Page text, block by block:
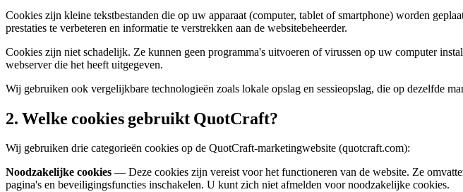
Cookies zijn kleine tekstbestanden die op uw apparaat (computer, tablet of smartphone) worden
prestaties te verbeteren en informatie te verstrekken aan de websitebeheerder.
Cookies zijn niet schadelijk. Ze kunnen geen programma's uitvoeren of virussen op uw computer
webserver die het heeft uitgegeven.
Wij gebruiken ook vergelijkbare technologieën zoals lokale opslag en sessieopslag, die op dezelfde
2. Welke cookies gebruikt QuotCraft?
Wij gebruiken drie categorieën cookies op de QuotCraft-marketingwebsite (quotcraft.com):
Noodzakelijke cookies — Deze cookies zijn vereist voor het functioneren van de website. Ze
pagina's en beveiligingsfuncties inschakelen. U kunt zich niet afmelden voor noodzakelijke cookies.